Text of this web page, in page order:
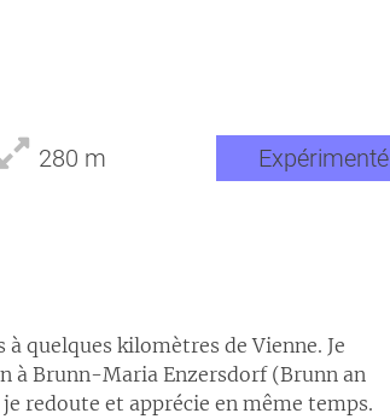
280 m Expérimenté
quelques kilomètres de Vienne. Je
à Brunn-Maria Enzersdorf (Brunn an
redoute et apprécie en même temps.